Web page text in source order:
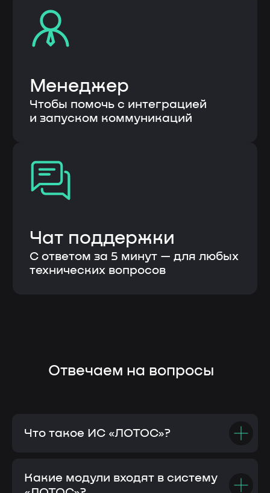
Что такое ИС «ЛОТОС»?
Какие модули входят в систему
Продукты
Автоматизация бизнес процессов
Бережливые технологии
Публикации
Контакты
Общество с ограниченной
ответственностью «НЕЛУМБО-
АВТОМАТИЗАЦИЯ»
ОКВЭД 62.01 «Разработка
компьютерного программного
обеспечения», 62.02, 62.03, 62.09, 63.11
Код 1.01 в соответствии с Приказом Минцифры
для электронных вычислительных машин и баз
Контактные лица
8 986 759 15 41